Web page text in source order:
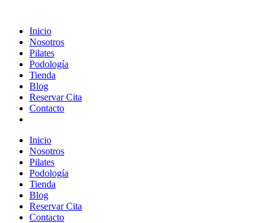
Inicio
Nosotros
Pilates
Podología
Tienda
Blog
Reservar Cita
Contacto
Inicio
Nosotros
Pilates
Podología
Tienda
Blog
Reservar Cita
Contacto